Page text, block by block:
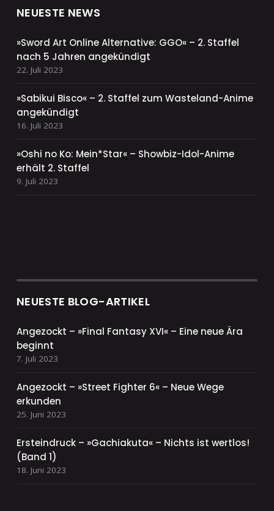
NEUESTE NEWS
»Sword Art Online Alternative: GGO« – 2. Staffel
nach 5 Jahren angekündigt
22. Juli 2023
»Sabikui Bisco« – 2. Staffel zum Wasteland-Anime
angekündigt
16. Juli 2023
»Oshi no Ko: Mein*Star« – Showbiz-Idol-Anime
erhält 2. Staffel
9. Juli 2023
NEUESTE BLOG-ARTIKEL
Angezockt – »Final Fantasy XVI« – Eine neue Ära
beginnt
7. Juli 2023
Angezockt – »Street Fighter 6« – Neue Wege
erkunden
25. Juni 2023
Ersteindruck – »Gachiakuta« – Nichts ist wertlos!
(Band 1)
18. Juni 2023